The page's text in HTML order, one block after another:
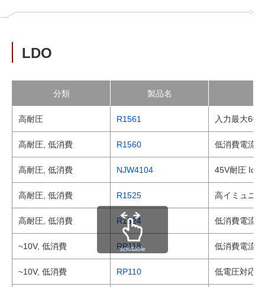
LDO
分類 製品名
高耐圧 R1561 入力最大
高耐圧, 低消費 R1560 低消費電流
高耐圧, 低消費 NJW4104 45V耐圧
高耐圧, 低消費 R1525 高イミュニ
高耐圧, 低消費 R1524 低消費電流
~10V, 低消費 RP118 低消費電流
~10V, 低消費 RP110 低電圧対応
scrollable